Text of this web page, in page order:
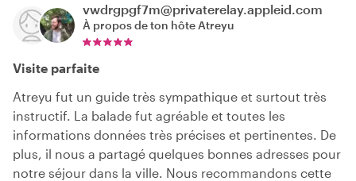
vwdrgpgf7m@privaterelay.appleid.com
À propos de ton hôte Atreyu
Visite parfaite
Atreyu fut un guide très sympathique et surtout très
instructif. La balade fut agréable et toutes les
informations données très précises et pertinentes. De
plus, il nous a partagé quelques bonnes adresses pour
notre séjour dans la ville. Nous recommandons cette